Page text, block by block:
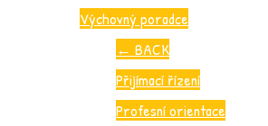
Výchovný poradce
← BACK
Přijímací řízení
Profesní orientace